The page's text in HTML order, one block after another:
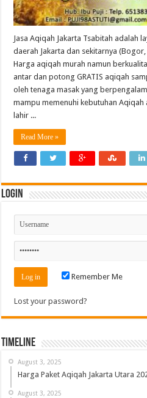
Jasa Aqiqah Jakarta Tsabitah adalah
daerah Jakarta dan sekitarnya
Harga aqiqah murah namun
antar dan potong GRATIS aqiqah
oleh tenaga masak yang
mampu memenuhi kebutuhan Aqiqah
lahir ...
Read More »
Login
Remember Me
Lost your password?
Timeline
August 3, 2025
Harga Paket Aqiqah Jakarta Utara
August 3, 2025